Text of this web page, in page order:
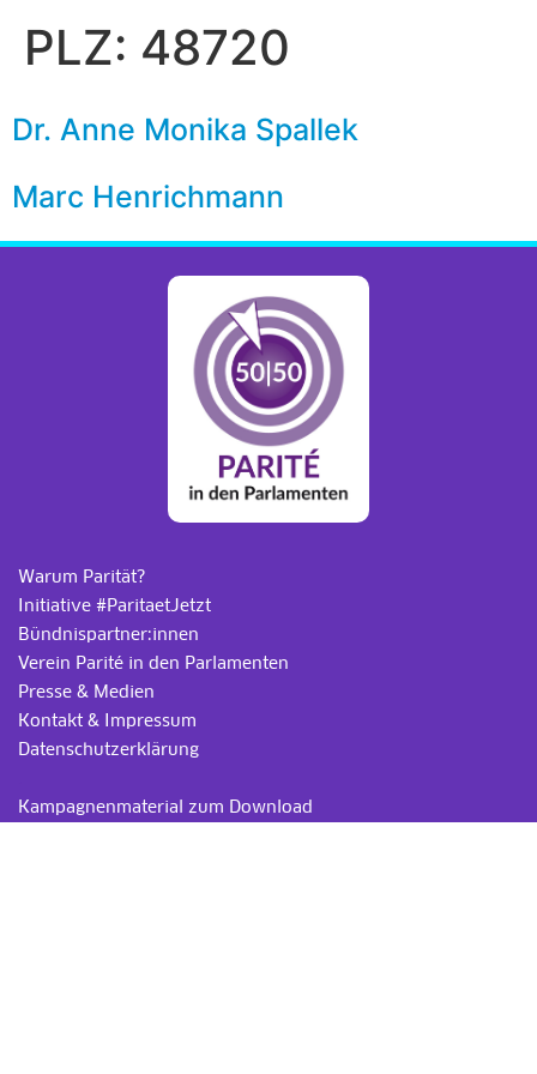
PLZ: 48720
Dr. Anne Monika Spallek
Marc Henrichmann
Warum Parität?
Initiative #ParitaetJetzt
Bündnispartner:innen
Verein Parité in den Parlamenten
Presse & Medien
Kontakt & Impressum
Datenschutzerklärung
Kampagnenmaterial zum Download